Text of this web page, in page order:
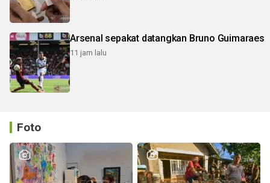
Arsenal sepakat datangkan Bruno Guimaraes
11 jam lalu
Foto